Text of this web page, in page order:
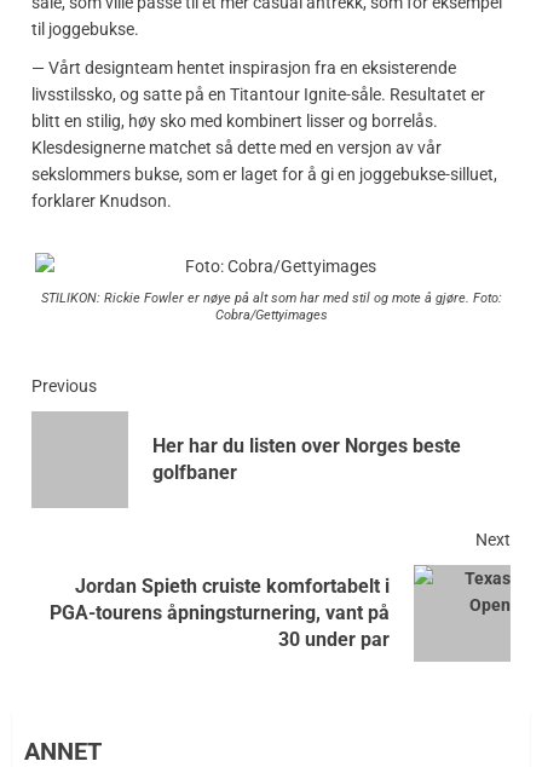
til joggebukse.
— Vårt designteam hentet inspirasjon fra en eksisterende
livsstilssko, og satte på en Titantour Ignite-såle. Resultatet er
blitt en stilig, høy sko med kombinert lisser og borrelås.
Klesdesignerne matchet så dette med en versjon av vår
sekslommers bukse, som er laget for å gi en joggebukse-silluet,
forklarer Knudson.
STILIKON: Rickie Fowler er nøye på alt som har med stil og mote å gjøre. Foto:
Cobra/Gettyimages
Previous
Her har du listen over Norges beste
golfbaner
Next
Jordan Spieth cruiste komfortabelt i
PGA-tourens åpningsturnering, vant på
30 under par
ANNET